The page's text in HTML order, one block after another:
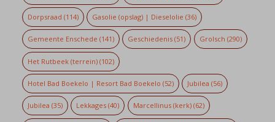
Dorpsraad (114) Gasolie (opslag) | Dieselolie (36)
Gemeente Enschede (141) Geschiedenis (51) Grolsch (290)
Het Rutbeek (terrein)(102)
Hotel Bad Boekelo | Resort Bad Boekelo (52) Jubilea (56)
Jubilea (35) Lekkages (40) Marcellinus (kerk)(62)